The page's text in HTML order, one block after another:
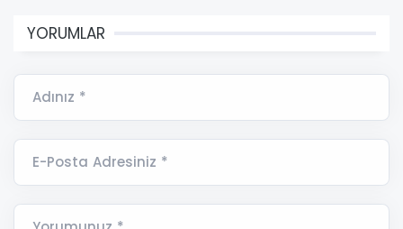
YORUMLAR
Adınız *
E-Posta Adresiniz *